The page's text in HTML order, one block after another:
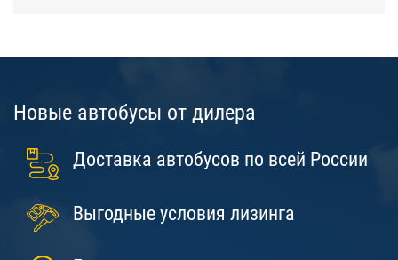
Новые автобусы от дилера
Доставка автобусов по всей России
Выгодные условия лизинга